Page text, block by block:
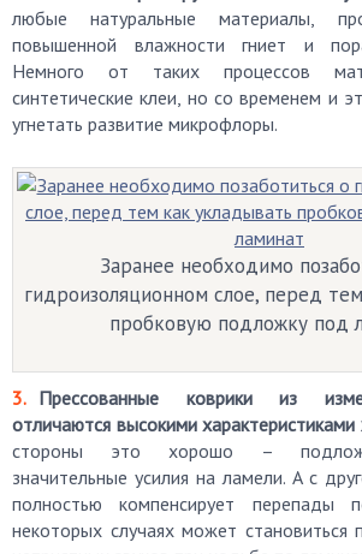
любые натуральные материалы,
повышенной влажности гниет и
Немного от таких процессов
синтетические клеи, но со временем и
угнетать развитие микрофлоры.
Заранее необходимо
гидроизоляционном слое, перед
пробковую подложку под
Прессованные коврики из
отличаются высокими характеристиками
стороны это хорошо –
значительные усилия на ламели. А с
полностью компенсирует
некоторых случаях может становиться